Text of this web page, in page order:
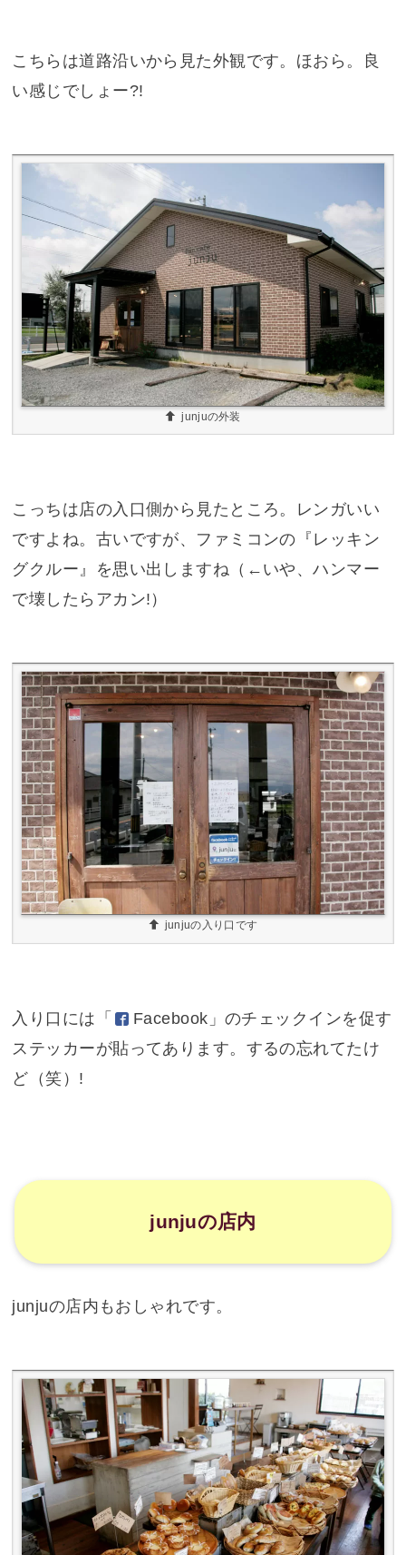
こちらは道路沿いから見た外観です。ほおら。良
い感じでしょー?!
junjuの外装
こっちは店の入口側から見たところ。レンガいい
ですよね。古いですが、ファミコンの『 レッキン
グクルー』を思い出しますね（← いや、ハンマー
で壊したらアカン! ）
junjuの入り口です
入り口には「 Facebook 」のチェックインを促す
ステッカーが貼ってあります。するの忘れてたけ
ど（笑）!
junjuの店内
junjuの店内もおしゃれです。